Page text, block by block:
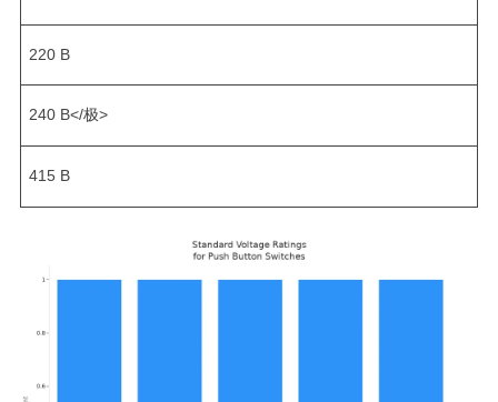
220 В
240 В</极>
415 В